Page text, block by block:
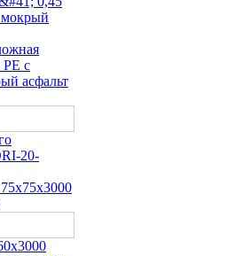
с
асфальт